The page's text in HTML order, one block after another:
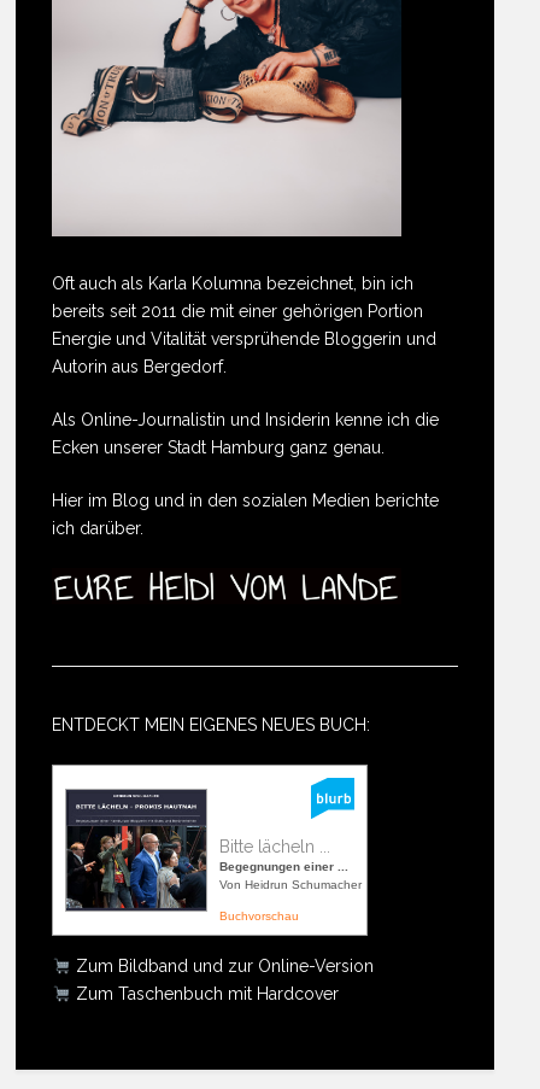
Oft auch als Karla Kolumna bezeichnet, bin ich
bereits seit 2011 die mit einer gehörigen Portion
Energie und Vitalität versprühende Bloggerin und
Autorin aus Bergedorf.
Als Online-Journalistin und Insiderin kenne ich die
Ecken unserer Stadt Hamburg ganz genau.
Hier im Blog und in den sozialen Medien berichte
ich darüber.
ENTDECKT MEIN EIGENES NEUES BUCH:
Bitte lächeln ...
Begegnungen einer ...
Von Heidrun Schumacher
Buchvorschau
Zum Bildband und zur Online-Version
Zum Taschenbuch mit Hardcover